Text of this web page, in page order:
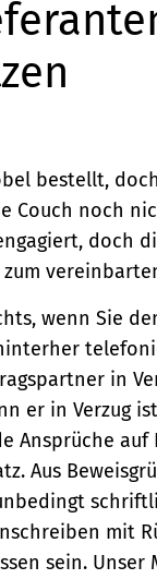
bestellt,
Couch noch
doch
wenn Sie
in
er in Verzug
Ansprüche
Aus
mit
sein.